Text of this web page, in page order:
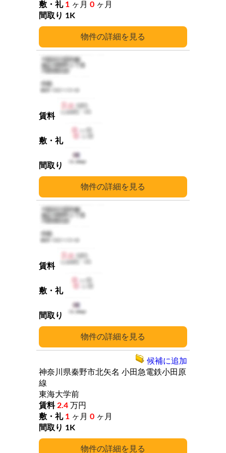
詳細
1 ヶ月 0 ヶ月
1K
詳細
詳細
詳細
神奈川県秦野市北矢名 小田急電鉄小田原
線
東海大学前
2.4 万円
1 ヶ月 0 ヶ月
1K
候補に追加